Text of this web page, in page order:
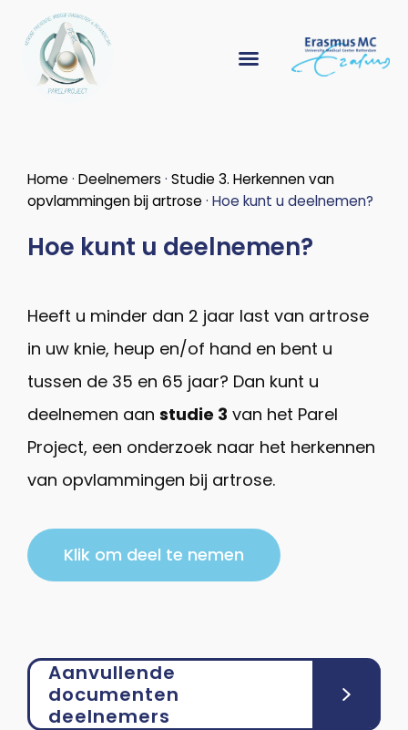
Home · Deelnemers · Studie 3. Herkennen van
opvlammingen bij artrose · Hoe kunt u deelnemen?
Hoe kunt u deelnemen?
Heeft u minder dan 2 jaar last van artrose
in uw knie, heup en/of hand en bent u
tussen de 35 en 65 jaar? Dan kunt u
deelnemen aan studie 3 van het Parel
Project, een onderzoek naar het herkennen
van opvlammingen bij artrose.
Klik om deel te nemen
Aanvullende
documenten
deelnemers